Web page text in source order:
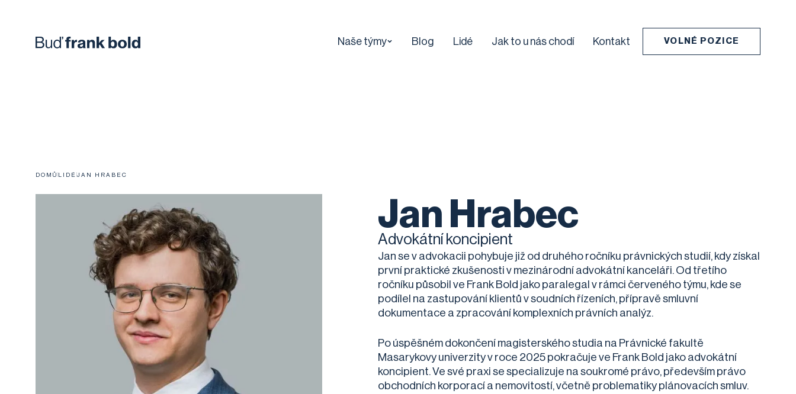
Naše týmy Blog Lidé Jak to u nás chodí Kontakt VOLNÉ POZICE
DOMŮ LIDÉ JAN HRABEC
Jan Hrabec
Advokátní koncipient
Jan se v advokacii pohybuje již od druhého ročníku právnických studií, kdy získal
první praktické zkušenosti v mezinárodní advokátní kanceláři. Od třetího
ročníku působil ve Frank Bold jako paralegal v rámci červeného týmu, kde se
podílel na zastupování klientů v soudních řízeních, přípravě smluvní
dokumentace a zpracování komplexních právních analýz.
Po úspěšném dokončení magisterského studia na Právnické fakultě
Masarykovy univerzity v roce 2025 pokračuje ve Frank Bold jako advokátní
koncipient. Ve své praxi se specializuje na soukromé právo, především právo
obchodních korporací a nemovitostí, včetně problematiky plánovacích smluv.